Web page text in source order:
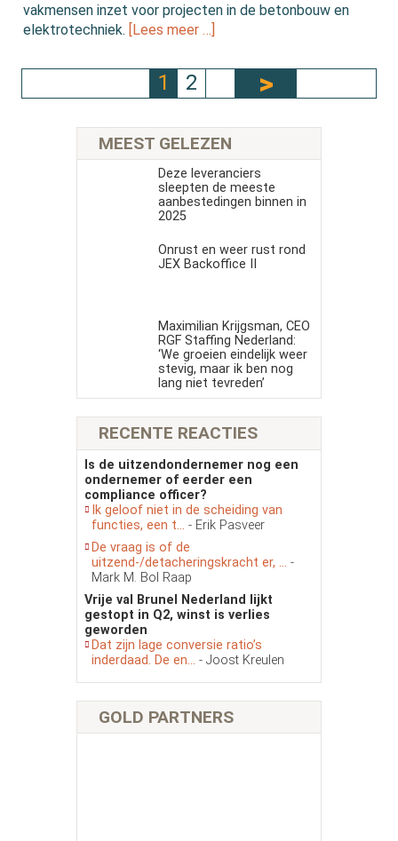
vakmensen inzet voor projecten in de betonbouw en
elektrotechniek. [Lees meer …]
1 2
MEEST GELEZEN
Deze leveranciers
sleepten de meeste
aanbestedingen binnen in
2025
Onrust en weer rust rond
JEX Backoffice II
Maximilian Krijgsman, CEO
RGF Staffing Nederland:
‘We groeien eindelijk weer
stevig, maar ik ben nog
lang niet tevreden’
RECENTE REACTIES
Is de uitzendondernemer nog een
ondernemer of eerder een
compliance officer?
Ik geloof niet in de scheiding van
functies, een t... - Erik Pasveer
De vraag is of de
uitzend-/detacheringskracht er, ... -
Mark M. Bol Raap
Vrije val Brunel Nederland lijkt
gestopt in Q2, winst is verlies
geworden
Dat zijn lage conversie ratio’s
inderdaad. De en... - Joost Kreulen
GOLD PARTNERS